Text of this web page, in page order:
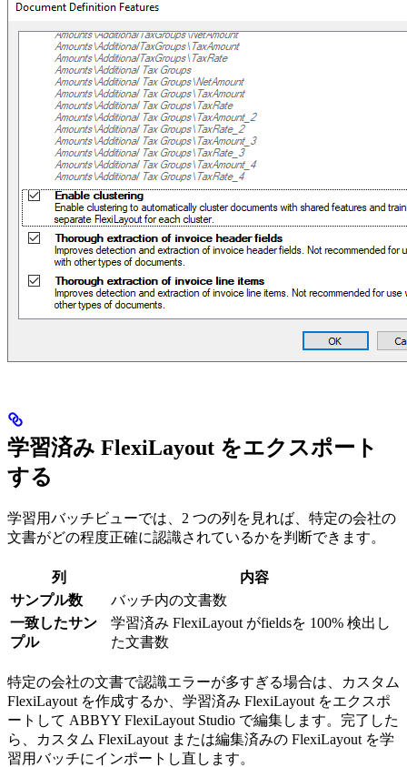
学習済み FlexiLayout をエクスポート
する
学習用バッチビューでは、2 つの列を見れば、特定の会社の
文書がどの程度正確に認識されているかを判断できます。
列
内容
サンプル数
バッチ内の文書数
一致したサン
プル
学習済み FlexiLayout がfieldsを 100% 検出し
た文書数
特定の会社の文書で認識エラーが多すぎる場合は、カスタム
FlexiLayout を作成するか、学習済み FlexiLayout をエクスポ
ートして ABBYY FlexiLayout Studio で編集します。完了した
ら、カスタム FlexiLayout または編集済みの FlexiLayout を学
習用バッチにインポートし直します。